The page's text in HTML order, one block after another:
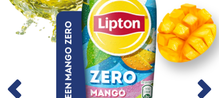
Green Mango Zero